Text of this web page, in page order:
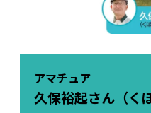
アマチュア
久保裕起さん（く